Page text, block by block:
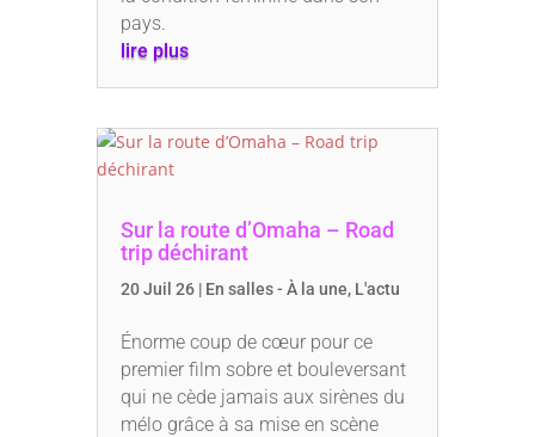
pays.
lire plus
Sur la route d’Omaha – Road
trip déchirant
20 Juil 26| En salles - À la une, L'actu
Énorme coup de cœur pour ce
premier film sobre et bouleversant
qui ne cède jamais aux sirènes du
mélo grâce à sa mise en scène